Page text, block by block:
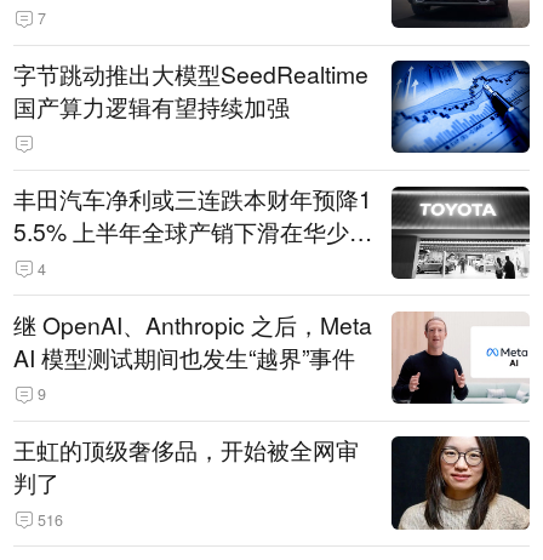
7
字节跳动推出大模型SeedRealtime
国产算力逻辑有望持续加强
丰田汽车净利或三连跌本财年预降1
5.5% 上半年全球产销下滑在华少卖
14.3万辆
4
继 OpenAI、Anthropic 之后，Meta
AI 模型测试期间也发生“越界”事件
9
王虹的顶级奢侈品，开始被全网审
判了
516